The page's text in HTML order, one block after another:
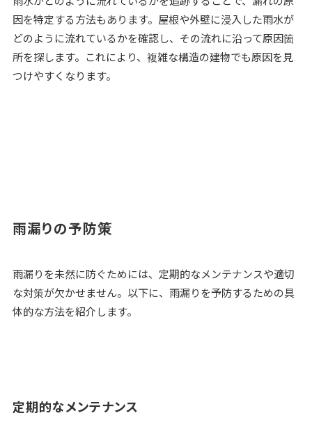
因を特定する方法もあります。屋根や外壁に浸入した雨水が
どのように流れているかを確認し、その流れに沿って原因箇
所を探します。これにより、複雑な構造の建物でも原因を見
つけやすくなります。
雨漏りの予防策
雨漏りを未然に防ぐためには、定期的なメンテナンスや適切
な対策が欠かせません。以下に、雨漏りを予防するための具
体的な方法を紹介します。
定期的なメンテナンス